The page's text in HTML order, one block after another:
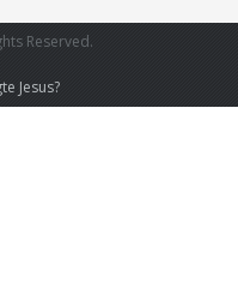
Reserved.
Jesus?